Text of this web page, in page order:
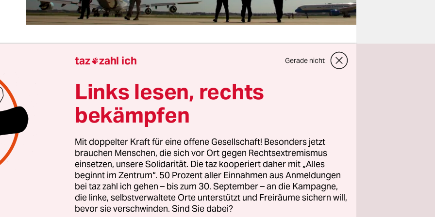
Fortsetzung oder gar Verschärfung der
mit Russland – vor dieser Alternative
der kommende Nato-Gipfel am Freitag in Warschau. Die
rufen am lautstärksten nach einer Verschärfung
die noch über die bereits beim letztjährigen Gipfel
Maßnahmen hinausgehen sollen.
die Staats- und Regierungschefs der 28 Nato-Staaten die
schnellen Eingreiftruppen von zunächst 5.000 Soldaten
beschlossen, die bei Annahme einer akuten Bedrohung
schnell in die osteuropäischen Mitgliedsstaaten
taz zahl ich Gerade nicht
Links lesen, rechts
bekämpfen
Mit doppelter Kraft für eine offene Gesellschaft! Besonders jetzt
brauchen Menschen, die sich vor Ort gegen Rechtsextremismus
einsetzen, unsere Solidarität. Die taz kooperiert daher mit „Alles
beginnt im Zentrum“. 50 Prozent aller Einnahmen aus Anmeldungen
bei taz zahl ich gehen – bis zum 30. September – an die Kampagne,
die linke, selbstverwaltete Orte unterstützt und Freiräume sichern will,
bevor sie verschwinden. Sind Sie dabei?